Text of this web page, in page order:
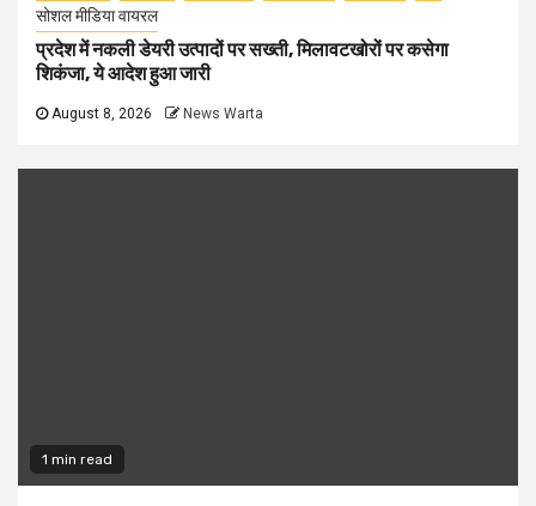
सोशल मीडिया वायरल
प्रदेश में नकली डेयरी उत्पादों पर सख्ती, मिलावटखोरों पर कसेगा
शिकंजा, ये आदेश हुआ जारी
August 8, 2026 News Warta
1 min read